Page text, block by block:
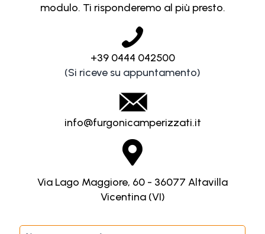
modulo. Ti risponderemo al più presto.
+39 0444 042500
(Si riceve su appuntamento)
info@furgonicamperizzati.it
Via Lago Maggiore, 60 - 36077 Altavilla
Vicentina (VI)